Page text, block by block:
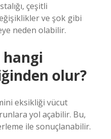
çeşitli
ve şok gibi
neden olabilir.
hangi
olur?
eksikliği vücut
yol açabilir. Bu,
ile sonuçlanabilir.